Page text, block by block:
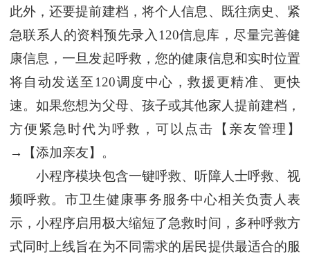
此外，还要提前建档，将个人信息、既往病史、紧
急联系人的资料预先录入120信息库，尽量完善健
康信息，一旦发起呼救，您的健康信息和实时位置
将自动发送至120调度中心，救援更精准、更快
速。如果您想为父母、孩子或其他家人提前建档，
方便紧急时代为呼救，可以点击【亲友管理】
→【添加亲友】。
小程序模块包含一键呼救、听障人士呼救、视
频呼救。市卫生健康事务服务中心相关负责人表
示，小程序启用极大缩短了急救时间，多种呼救方
式同时上线旨在为不同需求的居民提供最适合的服